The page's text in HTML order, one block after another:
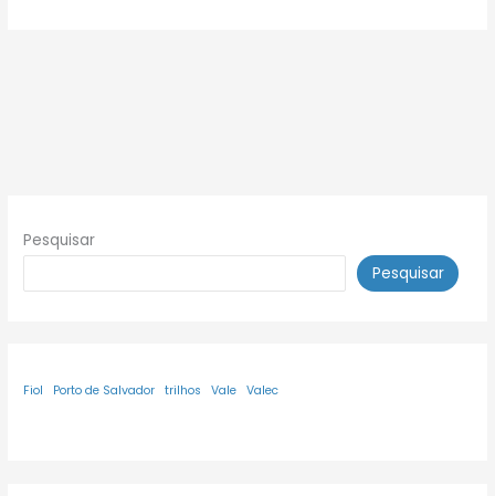
Pesquisar
Pesquisar
Fiol Porto de Salvador trilhos Vale Valec